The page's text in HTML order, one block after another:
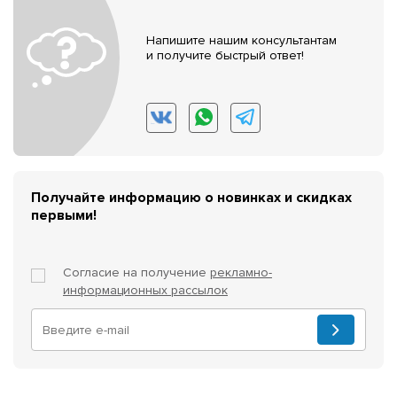
Напишите нашим консультантам
и получите быстрый ответ!
Получайте информацию о новинках и скидках
первыми!
Согласие на получение рекламно-
информационных рассылок